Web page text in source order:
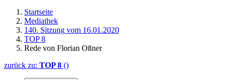
Startseite
Mediathek
140. Sitzung vom 16.01.2020
TOP 8
Rede von Florian Oßner
zurück zu: TOP 8 ()